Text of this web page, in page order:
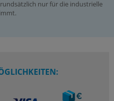
nur für die industrielle